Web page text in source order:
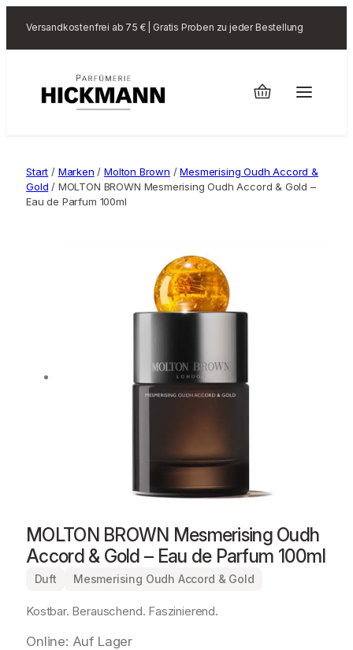
Versandkostenfrei ab 75 € | Gratis Proben zu jeder Bestellung
Start / Marken /Molton Brown /Mesmerising Oudh Accord &
Gold / MOLTON BROWN Mesmerising Oudh Accord & Gold –
Eau de Parfum 100ml
MOLTON BROWN Mesmerising Oudh
Accord & Gold – Eau de Parfum 100ml
Duft Mesmerising Oudh Accord & Gold
Kostbar. Berauschend. Faszinierend.
Online: Auf Lager